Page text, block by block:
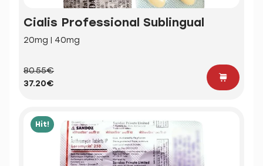
Cialis Professional Sublingual
20mg | 40mg
80.55€
37.20€
Hit!